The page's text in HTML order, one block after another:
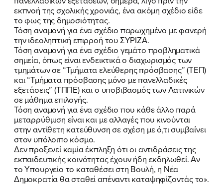
ΠΟΙΑ ΕΙΜΑΙ
ΕΡΓΟ
ΕΚΔΗΛΩΣΕΙΣ
ΝΕΑ
ΕΛΑ ΚΙ ΕΣΥ
FB IN TW YT LN VB TIKTOK
εκπνοή της σχολικής χρονιάς, ένα ακόμη σχέδιο είδε
το φως της δημοσιότητας.
Τόση αναμονή για ένα σχέδιο παρωχημένο με φανερή
την ιδεοληπτική επιρροή του ΣΥΡΙΖΑ.
Τόση αναμονή για ένα σχέδιο γεμάτο προβληματικά
σημεία, όπως είναι ενδεικτικά ο διαχωρισμός των
τμημάτων σε “Τμήματα ελεύθερης πρόσβασης” (ΤΕΠ)
και “Τμήματα πρόσβασης μόνο με πανελλαδικές
εξετάσεις” (ΤΠΠΕ) και ο υποβιβασμός των Λατινικών
σε μάθημα επιλογής.
Τόση αναμονή για ένα σχέδιο που κάθε άλλο παρά
μεταρρύθμιση είναι και με αλλαγές που κινούνται
στην αντίθετη κατεύθυνση σε σχέση με ό,τι συμβαίνει
στον υπόλοιπο κόσμο.
Δεν προξενεί καμία έκπληξη ότι οι αντιδράσεις της
εκπαιδευτικής κοινότητας έχουν ήδη εκδηλωθεί. Αν
το Υπουργείο το καταθέσει στη Βουλή, η Νέα
Δημοκρατία θα σταθεί απέναντι καταψηφίζοντάς το».